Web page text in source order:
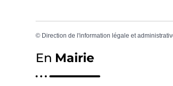
© Direction de l'information légale et
En Mairie